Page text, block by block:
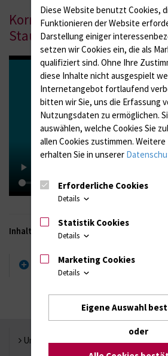
Korrekte Handhabung
Stauschlauchs
Inhaltsverzeichnis
Sektion Hygiene
Universität Rostock
Diese Website benutzt Cookies,
Funktionieren der Website
Darstellung einiger
setzen wir Cookies ein, die als
qualifiziert sind. Ohne Ihre
diese Inhalte nicht ausgespielt
Internetangebot fortlaufend
bitten wir Sie, uns die Erfassung
Nutzungsdaten zu ermöglichen.
auswählen, welche Cookies Sie
allen Cookies zustimmen.
erhalten Sie in unserer
Erforderliche Cookies
Details
Statistik Cookies
Details
Marketing Cookies
Details
Eigene Auswahl
oder